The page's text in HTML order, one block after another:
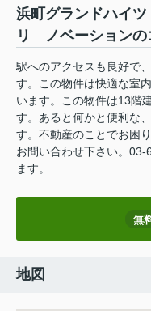
浜町グランドハ
リ ノベーションの
駅へのアクセスも良好で
す。この物件は快適な室
います。この物件は13階
す。あると何かと便利な
す。不動産のことでお困
お問い合わせ下さい。03-
ます。
無
地図